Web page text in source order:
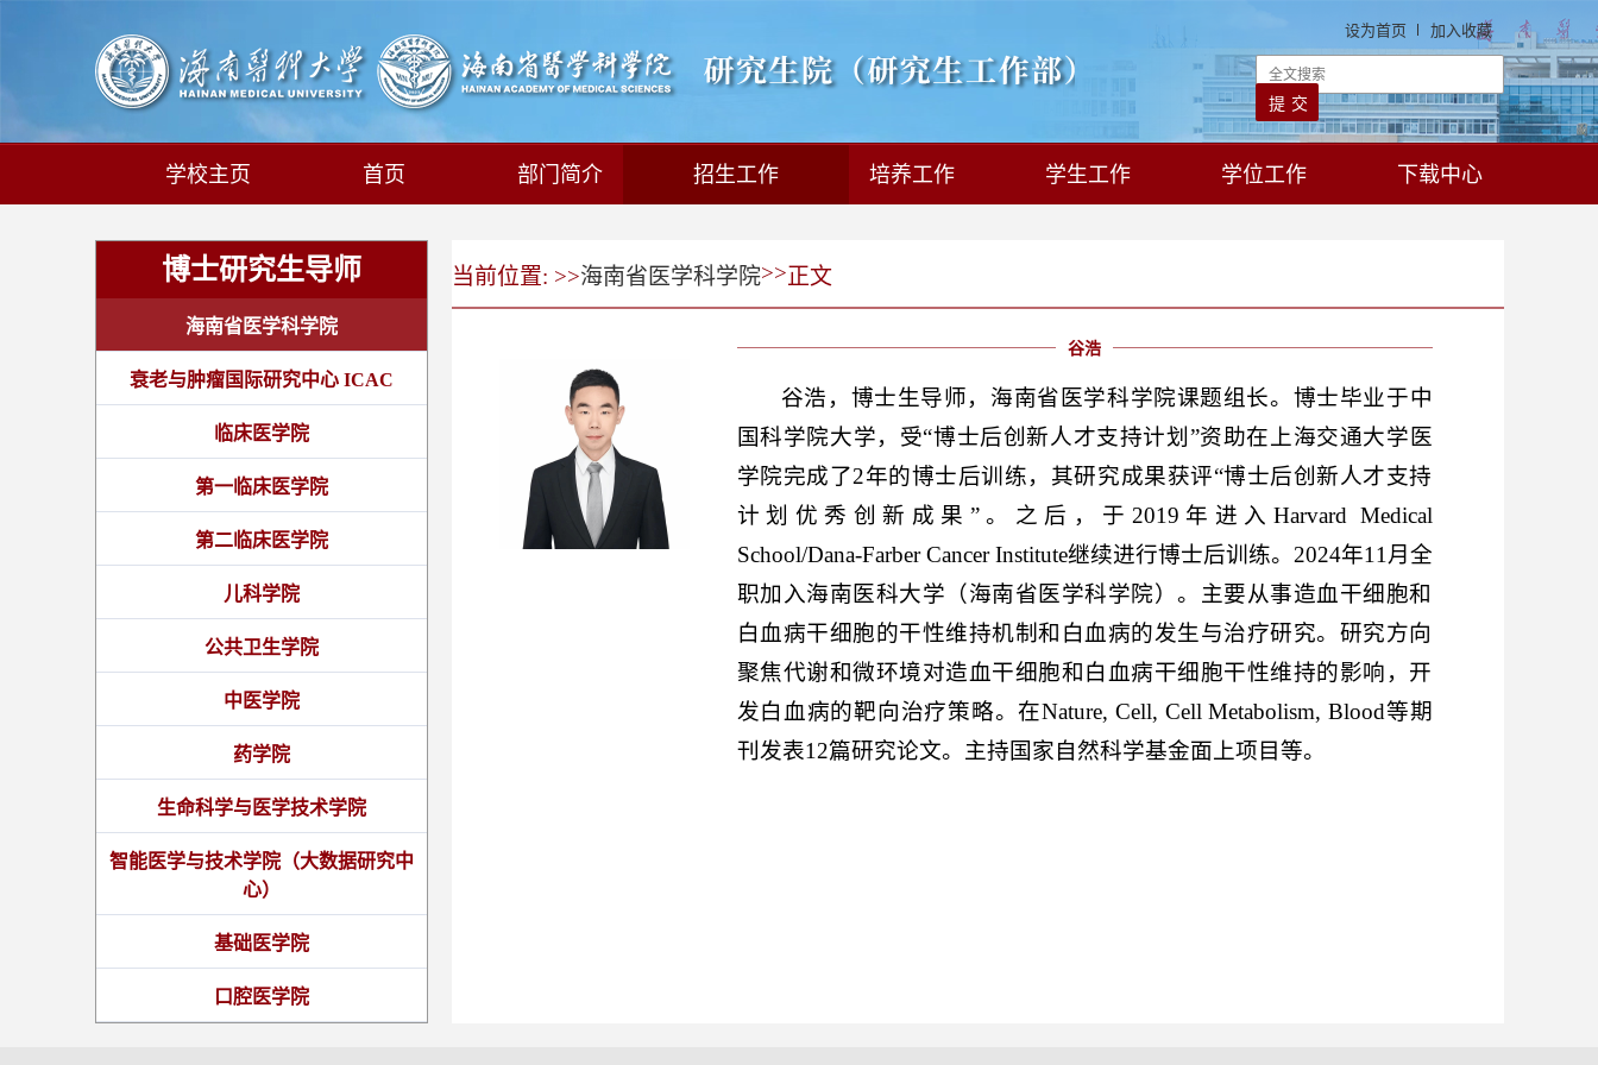
设为首页 加入收藏
学校主页 首页 部门简介 招生工作 培养工作 学生工作 学位工作 下载中心
博士研究生导师
海南省医学科学院
衰老与肿瘤国际研究中心 ICAC
临床医学院
第一临床医学院
第二临床医学院
儿科学院
公共卫生学院
中医学院
药学院
生命科学与医学技术学院
智能医学与技术学院（大数据研究中
心）
基础医学院
口腔医学院
当前位置: >>海南省医学科学院>>正文
谷浩
谷浩，博士生导师，海南省医学科学院课题组长。博士毕业于中
国科学院大学，受“博士后创新人才支持计划”资助在上海交通大学医
学院完成了2年的博士后训练，其研究成果获评“博士后创新人才支持
计划优秀创新成果”。之后，于2019年进入Harvard Medical
School/Dana-Farber Cancer Institute继续进行博士后训练。2024年11月全
职加入海南医科大学（海南省医学科学院）。主要从事造血干细胞和
白血病干细胞的干性维持机制和白血病的发生与治疗研究。研究方向
聚焦代谢和微环境对造血干细胞和白血病干细胞干性维持的影响，开
发白血病的靶向治疗策略。在Nature, Cell, Cell Metabolism, Blood等期
刊发表12篇研究论文。主持国家自然科学基金面上项目等。